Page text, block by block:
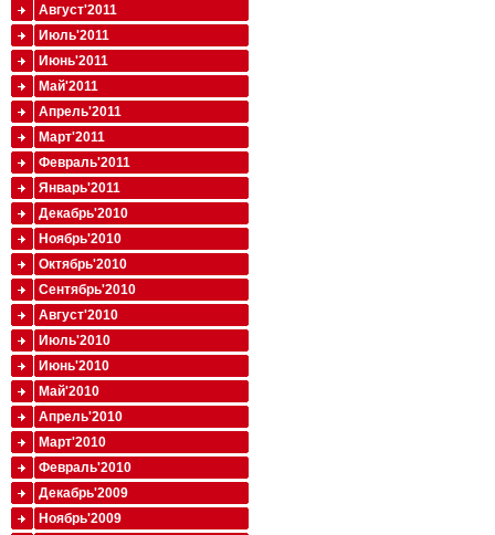
Август'2011
Июль'2011
Июнь'2011
Май'2011
Апрель'2011
Март'2011
Февраль'2011
Январь'2011
Декабрь'2010
Ноябрь'2010
Октябрь'2010
Сентябрь'2010
Август'2010
Июль'2010
Июнь'2010
Май'2010
Апрель'2010
Март'2010
Февраль'2010
Декабрь'2009
Ноябрь'2009